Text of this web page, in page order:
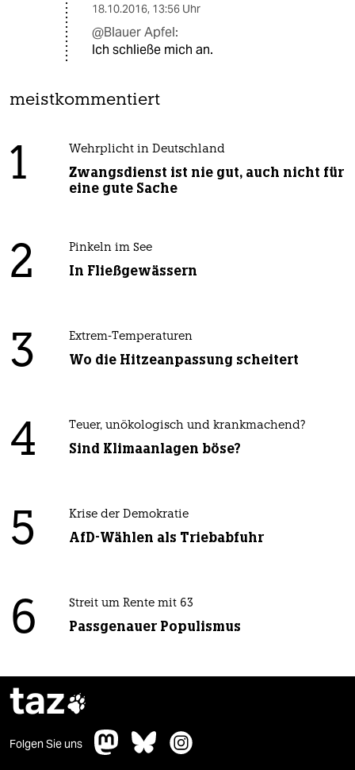
18.10.2016, 13:56 Uhr
@Blauer Apfel:
Ich schließe mich an.
meistkommentiert
1 Wehrplicht in Deutschland
Zwangsdienst ist nie gut, auch nicht für
eine gute Sache
2 Pinkeln im See
In Fließgewässern
3 Extrem-Temperaturen
Wo die Hitzeanpassung scheitert
4 Teuer, unökologisch und krankmachend?
Sind Klimaanlagen böse?
5 Krise der Demokratie
AfD-Wählen als Triebabfuhr
6 Streit um Rente mit 63
Passgenauer Populismus
taz
Folgen Sie uns